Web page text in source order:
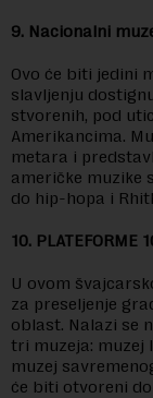
9. Nacionalni
Ovo će biti jedini
slavljenju
stvorenih, pod
Amerikancima.
metara i
američke muzike
do hip-hopa i
10.
U ovom
za preseljenje
oblast. Nalazi se
tri muzeja: muzej
muzej
će biti otvoreni do